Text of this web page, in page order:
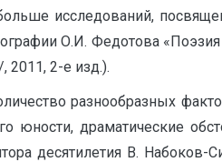
исследований,
О.И. Федотова
2011, 2-е изд.).
разнообразных
юности, драматические
десятилетия В.